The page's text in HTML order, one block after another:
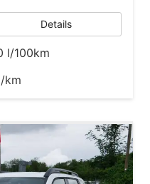
Details
l/100km
km